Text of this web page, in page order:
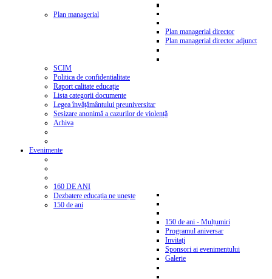
Plan managerial
Plan managerial director
Plan managerial director adjunct
SCIM
Politica de confidentialitate
Raport calitate educație
Lista categorii documente
Legea învățământului preuniversitar
Sesizare anonimă a cazurilor de violență
Arhiva
Evenimente
160 DE ANI
Dezbatere educația ne unește
150 de ani
150 de ani - Mulțumiri
Programul aniversar
Invitaţi
Sponsori ai evenimentului
Galerie